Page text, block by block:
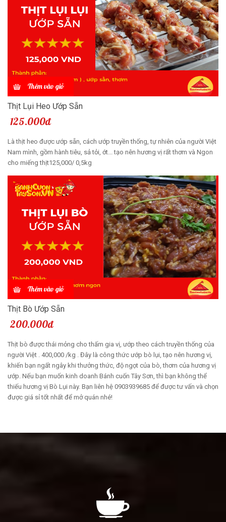
Thêm vào giỏ
Thịt Lụi Heo Ướp Sẵn
125.000đ
Là thịt heo được ướp sẵn, cách ướp truyền thống, tự nhiên của người Việt
Nam mình, gồm hành tiêu, sả tỏi, ớt... tạo nên hương vị rất thơm và Ngon
cho miếng thịt125,000/ 0,5kg
Thêm vào giỏ
Thịt Bò Ướp Sẵn
200.000đ
Thịt bò được thái mỏng cho thấm gia vị, ướp theo cách truyền thống của
người Việt . 400,000 /kg . Đây là công thức ướp bò lụi, tạo nên hương vị,
khiến bạn ngất ngây khi thưởng thức, độ ngọt của bò, thơm của hương vị
ướp. Nếu bạn muốn kinh doanh Bánh cuốn Tây Sơn, thì bạn không thể
thiếu hương vị Bò Lụi này. Bạn liên hệ 0903939685 để được tư vấn và chọn
được giá sỉ tốt nhất để mở quán nhé!